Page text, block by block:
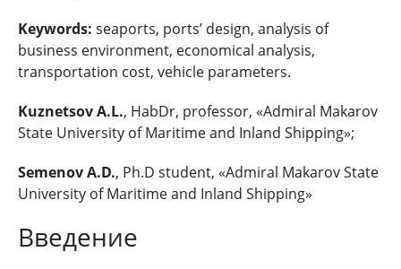
Keywords: seaports, ports’ design, analysis of
business environment, economical analysis,
transportation cost, vehicle parameters.
Kuznetsov A.L., HabDr, professor, «Admiral Makarov
State University of Maritime and Inland Shipping»;
Semenov A.D., Ph.D student, «Admiral Makarov State
University of Maritime and Inland Shipping»
Введение